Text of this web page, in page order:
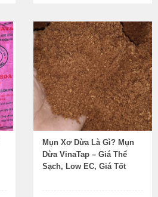
Mụn Xơ Dừa Là Gì? Mụn
Dừa VinaTap – Giá Thể
Sạch, Low EC, Giá Tốt